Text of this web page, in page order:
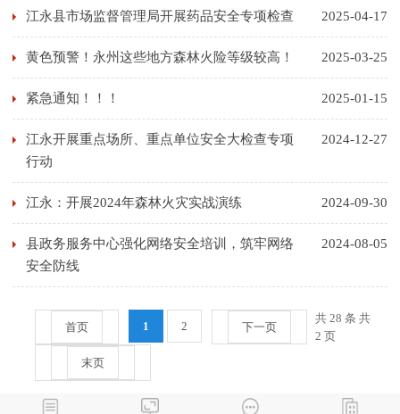
2025-04-17
江永县市场监督管理局开展药品安全专项检查
2025-03-25
黄色预警！永州这些地方森林火险等级较高！
2025-01-15
紧急通知！！！
2024-12-27
江永开展重点场所、重点单位安全大检查专项
行动
2024-09-30
江永：开展2024年森林火灾实战演练
2024-08-05
县政务服务中心强化网络安全培训，筑牢网络
安全防线
首页 1 2 下一页
末页
共 28 条 共
2 页